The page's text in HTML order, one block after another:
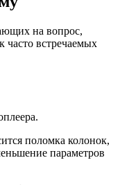
на вопрос,
часто встречаемых
поломка колонок,
параметров